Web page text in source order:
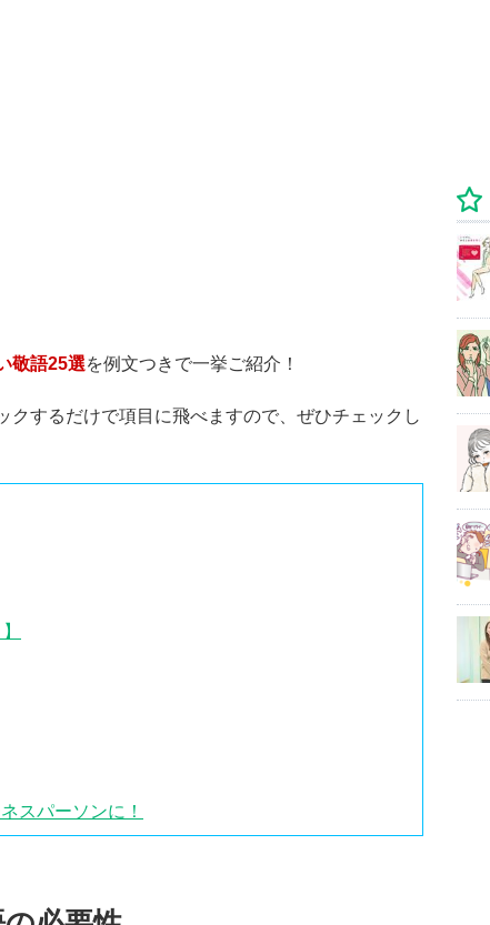
敬語25選を例文つきで一挙ご紹介！
するだけで項目に飛べますので、ぜひチェックし
スパーソンに！